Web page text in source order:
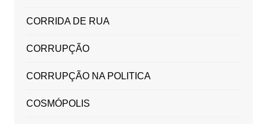
CORRIDA DE RUA
CORRUPÇÃO
CORRUPÇÃO NA POLITICA
COSMÓPOLIS